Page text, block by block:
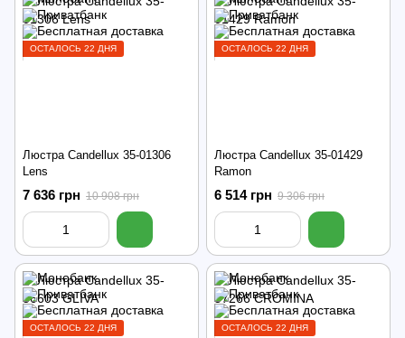
ОСТАЛОСЬ 22 ДНЯ
Люстра Candellux 35-01306
Lens
7 636 грн 10 908 грн
ОСТАЛОСЬ 22 ДНЯ
Люстра Candellux 35-01429
Ramon
6 514 грн 9 306 грн
ОСТАЛОСЬ 22 ДНЯ ОСТАЛОСЬ 22 ДНЯ